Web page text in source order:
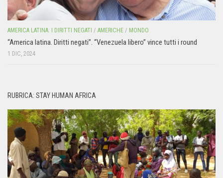
AMERICA LATINA: I DIRITTI NEGATI / AMERICHE / MONDO
“America latina. Diritti negati”. “Venezuela libero” vince tutti i round
1 DIC, 2024
RUBRICA: STAY HUMAN AFRICA